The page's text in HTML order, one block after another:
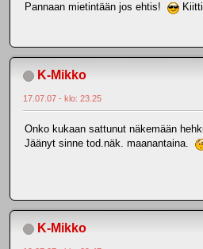
Pannaan mietintään jos ehtis!
Kiitti
K-Mikko
17.07.07 - klo: 23.25
Onko kukaan sattunut näkemään
Jäänyt sinne tod.näk. maanantaina.
K-Mikko